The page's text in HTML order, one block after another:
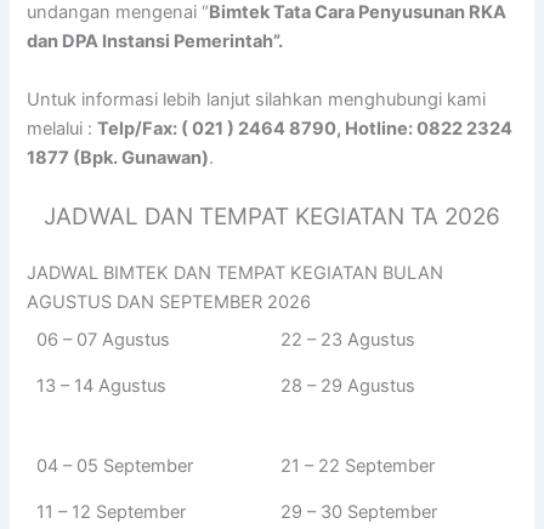
undangan mengenai “Bimtek Tata Cara Penyusunan RKA
dan DPA Instansi Pemerintah”.
Untuk informasi lebih lanjut silahkan menghubungi kami
melalui :Telp/Fax: ( 021 ) 2464 8790, Hotline: 0822 2324
1877 (Bpk. Gunawan).
JADWAL DAN TEMPAT KEGIATAN TA 2026
JADWAL BIMTEK DAN TEMPAT KEGIATAN BULAN
AGUSTUS DAN SEPTEMBER 2026
06 – 07 Agustus
22 – 23 Agustus
13 – 14 Agustus 28 – 29 Agustus
04 – 05 September 21 – 22 September
11 – 12 September 29 – 30 September